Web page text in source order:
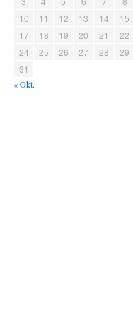
10
11 12 13 14 15
17
18 19 20 21 22
24
25 26 27 28 29
31
« Okt.